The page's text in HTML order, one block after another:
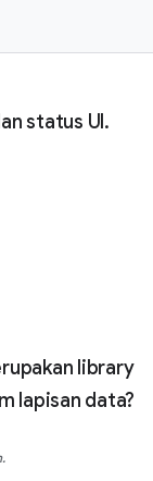
status UI.
library
lapisan data?